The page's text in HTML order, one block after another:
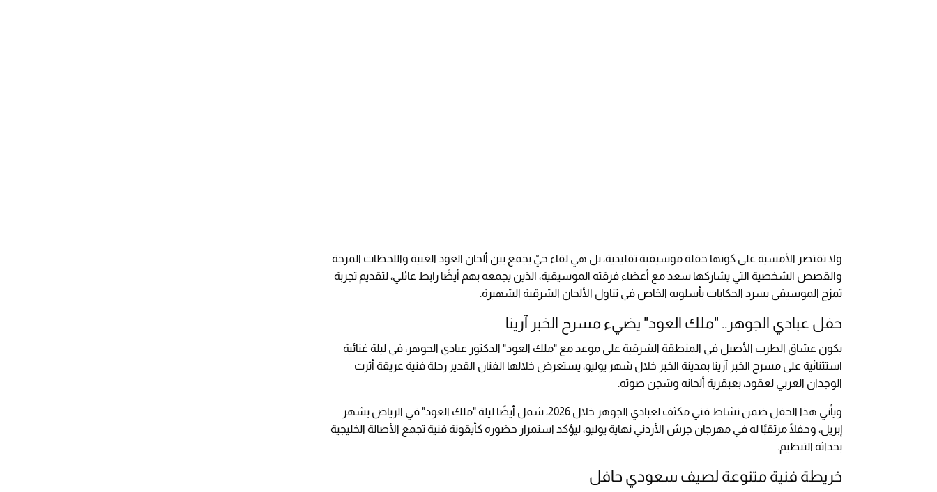
ولا تقتصر الأمسية على كونها حفلة موسيقية تقليدية، بل هي لقاء حيّ يجمع بين ألحان العود الغنية واللحظات المرحة
والقصص الشخصية التي يشاركها سعد مع أعضاء فرقته الموسيقية، الذين يجمعه بهم أيضًا رابط عائلي، لتقديم تجربة
تمزج الموسيقى بسرد الحكايات بأسلوبه الخاص في تناول الألحان الشرقية الشهيرة.
حفل عبادي الجوهر.. "ملك العود" يضيء مسرح الخبر آرينا
يكون عشاق الطرب الأصيل في المنطقة الشرقية على موعد مع "ملك العود" الدكتور عبادي الجوهر، في ليلة غنائية
استثنائية على مسرح الخبر آرينا بمدينة الخبر خلال شهر يوليو، يستعرض خلالها الفنان القدير رحلة فنية عريقة أثرت
الوجدان العربي لعقود، بعبقرية ألحانه وشجن صوته.
ويأتي هذا الحفل ضمن نشاط فني مكثف لعبادي الجوهر خلال 2026، شمل أيضًا ليلة "ملك العود" في الرياض بشهر
إبريل، وحفلًا مرتقبًا له في مهرجان جرش الأردني نهاية يوليو، ليؤكد استمرار حضوره كأيقونة فنية تجمع الأصالة الخليجية
بحداثة التنظيم.
خريطة فنية متنوعة لصيف سعودي حافل